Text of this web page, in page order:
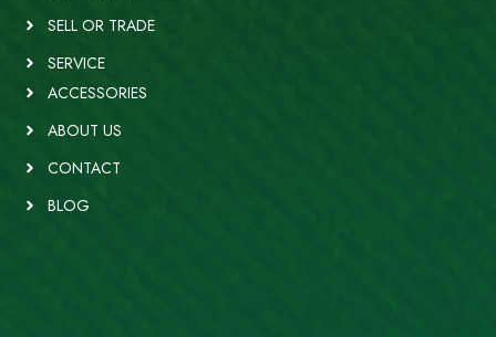
SELL OR TRADE
SERVICE
ACCESSORIES
ABOUT US
CONTACT
BLOG